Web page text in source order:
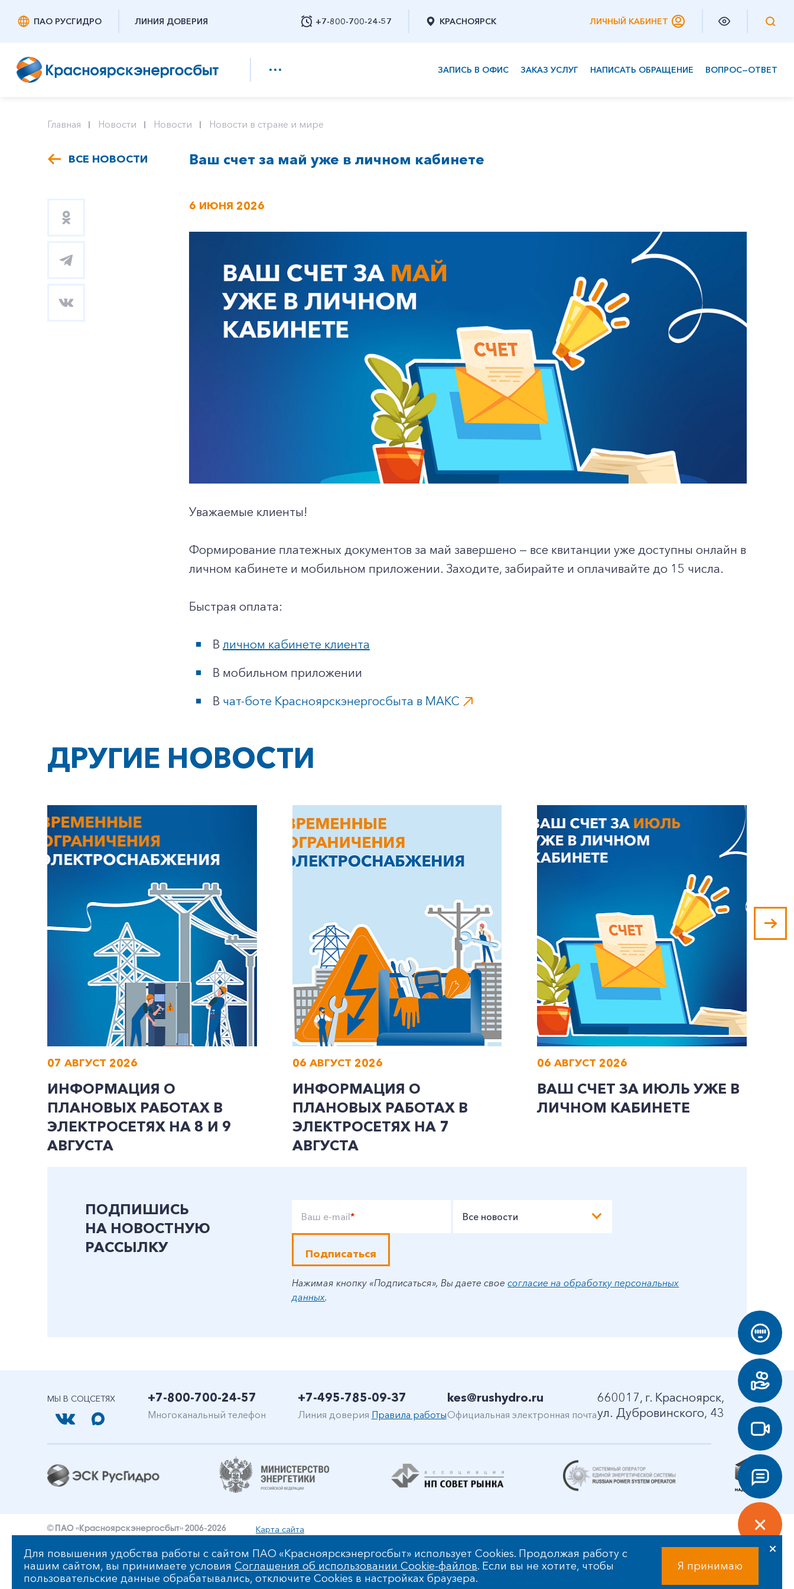
ПАО РУСГИДРО ЛИНИЯ ДОВЕРИЯ +7-800-700-24-57
Заказать обратный звонок
КРАСНОЯРСК ЛИЧНЫЙ КАБИНЕТ
ЗАПИСЬ В ОФИС ЗАКАЗ УСЛУГ НАПИСАТЬ ОБРАЩЕНИЕ ВОПРОС—ОТВЕТ
+7-800-700-24-57
Корпоративным клиентам
Главная Новости Новости Новости в стране и мире
ВСЕ НОВОСТИ Ваш счет за май уже в личном кабинете
6 ИЮНЯ 2026
Уважаемые клиенты!
Формирование платежных документов за май завершено — все квитанции уже доступны онлайн в
личном кабинете и мобильном приложении. Заходите, забирайте и оплачивайте до 15 числа.
Быстрая оплата:
В личном кабинете клиента
В мобильном приложении
В чат-боте Красноярскэнергосбыта в MАКС
ДРУГИЕ НОВОСТИ
07 АВГУСТ 2026
ИНФОРМАЦИЯ О
ПЛАНОВЫХ РАБОТАХ В
ЭЛЕКТРОСЕТЯХ НА 8 И 9
АВГУСТА
06 АВГУСТ 2026
ИНФОРМАЦИЯ О
ПЛАНОВЫХ РАБОТАХ В
ЭЛЕКТРОСЕТЯХ НА 7
АВГУСТА
06 АВГУСТ 2026
ВАШ СЧЕТ ЗА ИЮЛЬ УЖЕ В
ЛИЧНОМ КАБИНЕТЕ
ПОДПИШИСЬ
НА НОВОСТНУЮ
РАССЫЛКУ
Ваш e-mail* Все новости
Подписаться
Нажимая кнопку «Подписаться», Вы даете своесогласие на обработку персональных
данных.
МЫ В СОЦСЕТЯХ +7-800-700-24-57
Многоканальный телефон
+7-495-785-09-37
Линия доверия Правила работы
kes@rushydro.ru
Официальная электронная почта
660017, г. Красноярск,
ул. Дубровинского, 43
© ПАО «Красноярскэнергосбыт» 2006-2026
Карта сайта
Уведомление об ответственности и праве интеллектуальной собственности
Политика ПАО «Красноярскэнергосбыт» в отношении обработки персональных данных
Для повышения удобства работы с сайтом ПАО «Красноярскэнергосбыт» использует Cookies. Продолжая работу с
нашим сайтом, вы принимаете условия Соглашения об использовании Cookie-файлов. Если вы не хотите, чтобы
пользовательские данные обрабатывались, отключите Cookies в настройках браузера.
Я принимаю